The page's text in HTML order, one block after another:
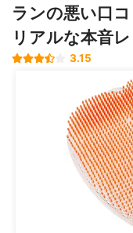
ランの悪い口
リアルな本音
3.15